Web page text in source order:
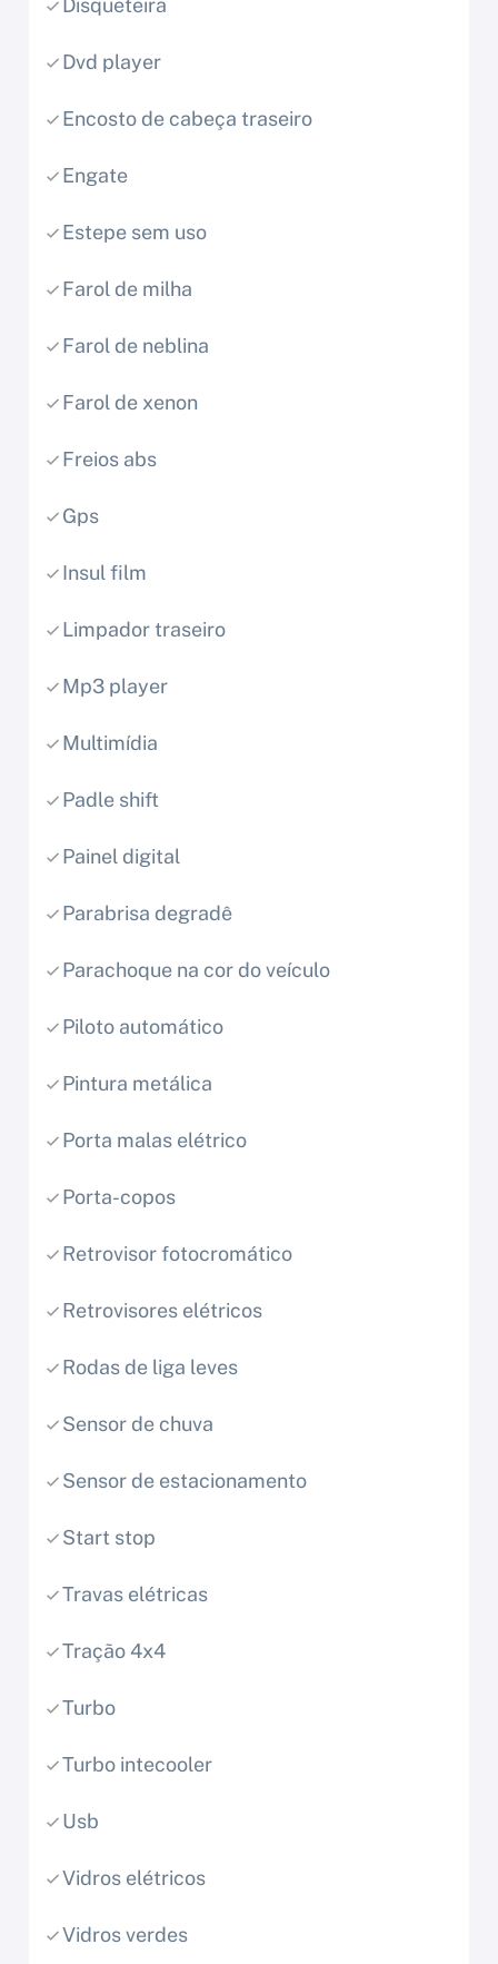
Disqueteira
Dvd player
Encosto de cabeça traseiro
Engate
Estepe sem uso
Farol de milha
Farol de neblina
Farol de xenon
Freios abs
Gps
Insul film
Limpador traseiro
Mp3 player
Multimídia
Padle shift
Painel digital
Parabrisa degradê
Parachoque na cor do veículo
Piloto automático
Pintura metálica
Porta malas elétrico
Porta-copos
Retrovisor fotocromático
Retrovisores elétricos
Rodas de liga leves
Sensor de chuva
Sensor de estacionamento
Start stop
Travas elétricas
Tração 4x4
Turbo
Turbo intecooler
Usb
Vidros elétricos
Vidros verdes